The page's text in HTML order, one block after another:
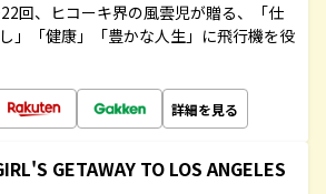
回、ヒコーキ界の風雲児が贈る、「仕
」「健康」「豊かな人生」に飛行機を役
詳細を見る
GETAWAY TO LOS ANGELES